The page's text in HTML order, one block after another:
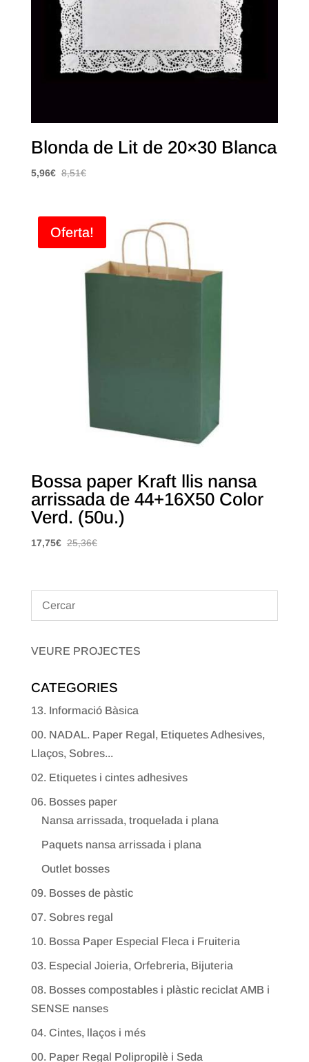
Blonda de Lit de 20×30 Blanca
5,96€ 8,51€
Oferta!
Bossa paper Kraft llis nansa
arrissada de 44+16X50 Color
Verd. (50u.)
17,75€ 25,36€
VEURE PROJECTES
CATEGORIES
13. Informació Bàsica
00. NADAL. Paper Regal, Etiquetes Adhesives,
Llaços, Sobres...
02. Etiquetes i cintes adhesives
06. Bosses paper
Nansa arrissada, troquelada i plana
Paquets nansa arrissada i plana
Outlet bosses
09. Bosses de pàstic
07. Sobres regal
10. Bossa Paper Especial Fleca i Fruiteria
03. Especial Joieria, Orfebreria, Bijuteria
08. Bosses compostables i plàstic reciclat AMB i
SENSE nanses
04. Cintes, llaços i més
00. Paper Regal Polipropilè i Seda